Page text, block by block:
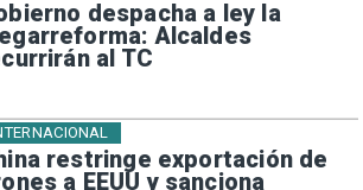
despacha a ley la
Alcaldes
al TC
restringe exportación de
a EEUU y sanciona